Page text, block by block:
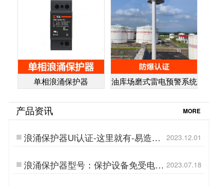
单相浪涌保护器 油库场磨式雷电预警系统
产品资讯 MORE
浪涌保护器Ul认证-这里就有-易造防
雷…
2023.12.01
浪涌保护器型号：保护设备免受电力
波动，杭州易造品牌领先之选-易造
2023.07.18